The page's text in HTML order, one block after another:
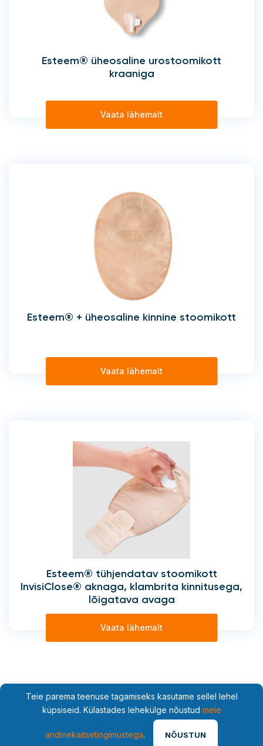
Esteem® üheosaline urostoomikott
kraaniga
Vaata lähemalt
Esteem® + üheosaline kinnine stoomikott
Vaata lähemalt
Esteem® tühjendatav stoomikott
InvisiClose® aknaga, klambrita kinnitusega,
lõigatava avaga
Vaata lähemalt
Teie parema teenuse tagamiseks kasutame sellel lehel
küpsiseid. Külastades lehekülge nõustud meie
andmekaitsetingimustega. NÕUSTUN